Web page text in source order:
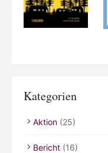
Kategorien
Aktion (25)
Bericht (16)